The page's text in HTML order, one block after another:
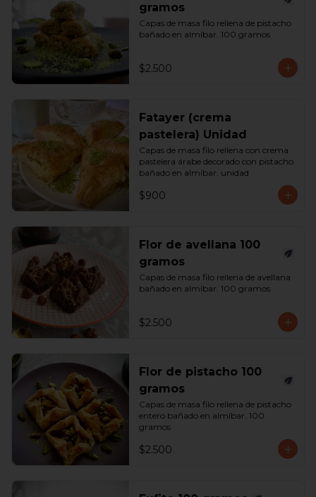
gramos
Capas de masa filo rellena de pistacho
bañado en almíbar. 100 gramos
$2.500
Fatayer (crema
pastelera) Unidad
Capas de masa filo rellena con crema
pastelera árabe decorado con pistacho
bañado en almíbar. unidad
$900
Flor de avellana 100
gramos
Capas de masa filo rellena de avellana
bañado en almíbar. 100 gramos
$2.500
Flor de pistacho 100
gramos
Capas de masa filo rellena de pistacho
entero bañado en almíbar. 100
gramos
$2.500